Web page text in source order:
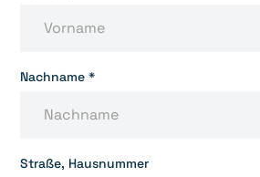
Nachname *
Straße, Hausnummer